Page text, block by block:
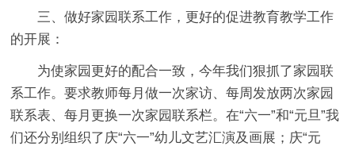
三、做好家园联系工作，更好的促进教育教学工作
的开展：
为使家园更好的配合一致，今年我们狠抓了家园联
系工作。要求教师每月做一次家访、每周发放两次家园
联系表、每月更换一次家园联系栏。在“六一”和“元旦”我
们还分别组织了庆“六一”幼儿文艺汇演及画展；庆“元